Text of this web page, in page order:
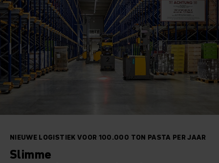
NIEUWE LOGISTIEK VOOR 100.000 TON PASTA PER JAAR
Slimme